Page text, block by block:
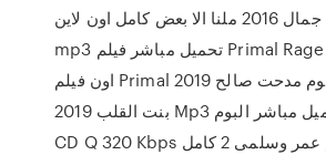
البوم رامى جمال 2016 ملنا الا بعض كامل اون لاين
mp3 تحميل مباشر فيلم Primal Rage 2018 مترجم
اون فيلم Primal 2019 مترجم تحميل البوم مدحت صالح
بنت القلب 2019 Mp3 تحميل مباشر البوم Mp3 2019
CD Q 320 Kbps تحميل فيلم عمر وسلمى 2 كامل